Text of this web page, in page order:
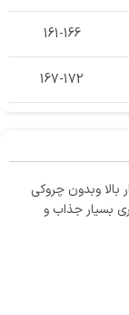
161-166
167-172
بالا وبدون چروکی
بسیار جذاب و